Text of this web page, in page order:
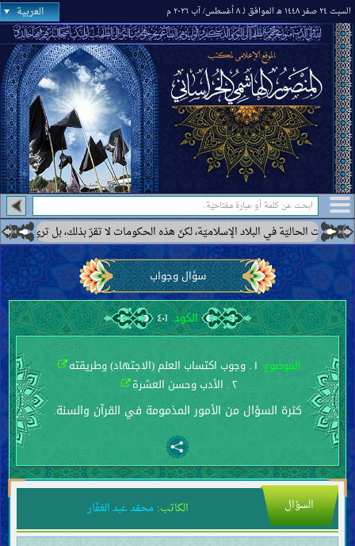
السبت ٢٤ صفر ١٤٤٨ هـ الموافق لـ ٨ أغسطس/ آب ٢٠٢٦ م العربية
في البلاد الإسلاميّة، لكنّ هذه الحكومات لا تقرّ بذلك، بل ترى بعضها كحكومة
سؤال وجواب
الكود:٤٠١
الموضوع: ١ . وجوب اكتساب العلم (الاجتهاد) وطريقته
٢ . الأدب وحسن العشرة
كثرة السؤال من الأمور المذمومة في القرآن والسنة.
السؤال الكاتب: محمّد عبد الغفّار